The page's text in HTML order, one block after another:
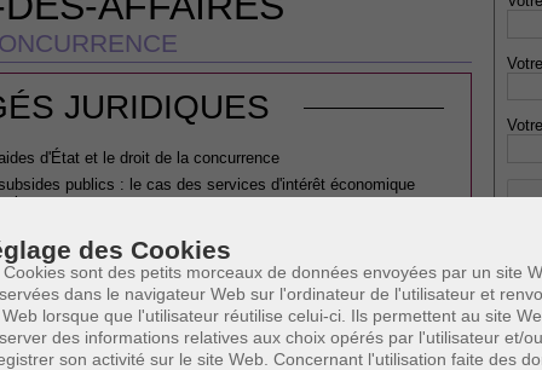
des Cookies
Cookies sont des petits morceaux de données envoyées par un site
dans le navigateur Web sur l'ordinateur de l'utilisateur et
lorsque que l'utilisateur réutilise celui-ci. Ils permettent au site
des informations relatives aux choix opérés par l'utilisateur et/
son activité sur le site Web. Concernant l'utilisation faite des
JURIDIQUES
d'État et le droit de la concurrence
publics : le cas des services d'intérêt économique
débauchage de clientèle
européenne relative aux actions en dommages et
pour infraction au droit de la concurrence
*